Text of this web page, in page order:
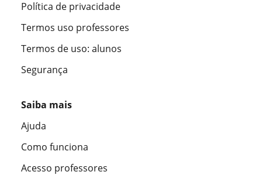
Política de privacidade
Termos uso professores
Termos de uso: alunos
Segurança
Saiba mais
Ajuda
Como funciona
Acesso professores